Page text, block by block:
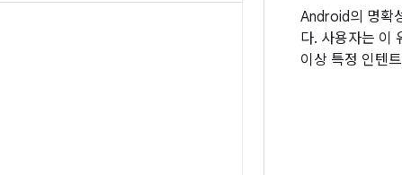
Android의 명확
다. 사용자는 이
이상 특정 인텐